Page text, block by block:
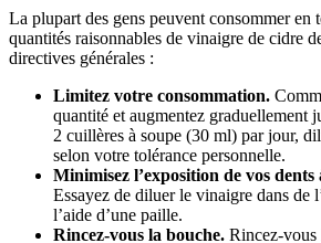
La plupart des gens peuvent consommer en
quantités raisonnables de vinaigre de cidre
directives générales :
Limitez votre consommation.
quantité et augmentez graduellement
2 cuillères à soupe (30 ml) par jour,
selon votre tolérance personnelle.
Minimisez l’exposition de vos dents
Essayez de diluer le vinaigre dans de
l’aide d’une paille.
Rincez-vous la bouche. Rincez-vous